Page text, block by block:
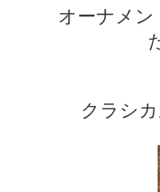
オーナメン
クラシ